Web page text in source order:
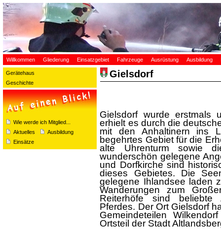
Willkommen Gliederung Einsatzgebiet Fahrzeuge Ausrüstung Ausbildung
Gerätehaus
Geschichte
Wie werde ich Mitglied...
Aktuelles
Ausbildung
Einsätze
Gielsdorf
Gielsdorf wurde erstmals
erhielt es durch die
mit den Anhaltinern ins
begehrtes Gebiet für die
alte Uhrenturm sowie
wunderschön gelegene
und Dorfkirche sind
dieses Gebietes. Die
gelegene Ihlandsee laden
Wanderungen zum
Reiterhöfe sind beliebte
Pferdes. Der Ort Gielsdorf
Gemeindeteilen
Ortsteil der Stadt